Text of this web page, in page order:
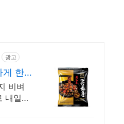
광고
게 한
비벼
내일